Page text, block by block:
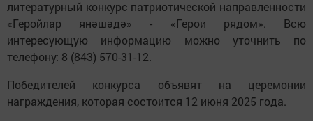
литературный конкурс патриотической направленности
«Геройлар янәшәдә» - «Герои рядом». Всю
интересующую информацию можно уточнить по
телефону: 8 (843) 570-31-12.
Победителей конкурса объявят на церемонии
награждения, которая состоится 12 июня 2025 года.